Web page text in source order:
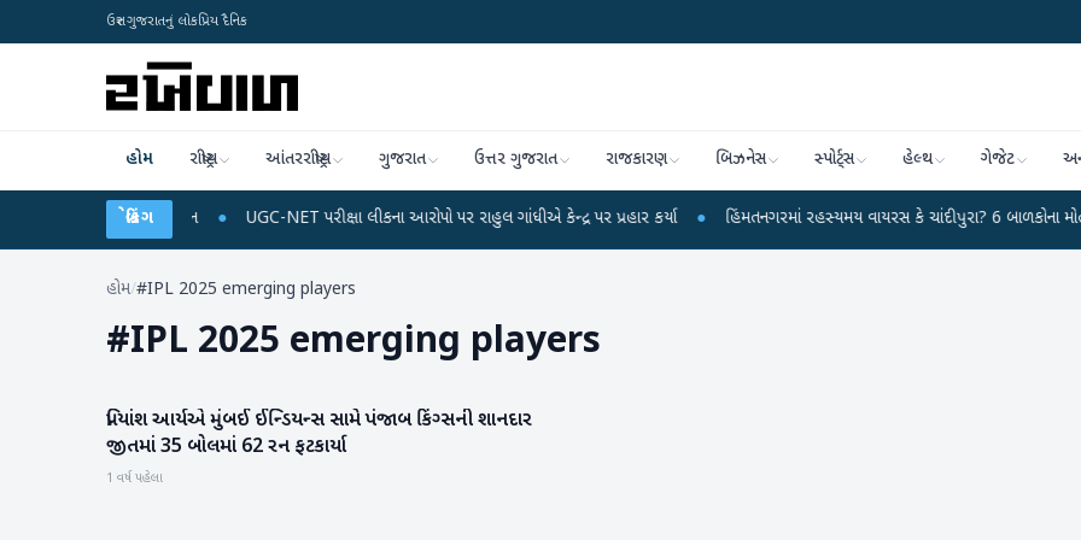
ઉત્તર ગુજરાતનું લોકપ્રિય દૈનિક
હોમ રાષ્ટ્રીય આંતરરાષ્ટ્રીય ગુજરાત ઉત્તર ગુજરાત રાજકારણ બિઝનેસ સ્પોર્ટ્સ હેલ્થ ગેજેટ
બ્રેકિંગ
અને ડેટા પ્લાન ● UGC-NET પરીક્ષા લીકના આરોપો પર રાહુલ ગાંધીએ કેન્દ્ર પર પ્રહાર કર્યા ● હિંમતનગરમાં રહસ્યમય વાયરસ કે ચાંદીપુરા? 6 બાળકોના મોતથી ફફડાટ
હોમ/#IPL 2025 emerging players
#IPL 2025 emerging players
રમતગમત
પ્રિયાંશ આર્યએ મુંબઈ ઈન્ડિયન્સ સામે પંજાબ કિંગ્સની શાનદાર
જીતમાં 35 બોલમાં 62 રન ફટકાર્યા
1 વર્ષ પહેલા